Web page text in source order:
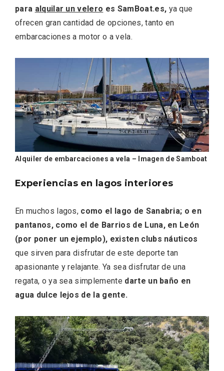
para alquilar un velero es SamBoat.es, ya que
ofrecen gran cantidad de opciones, tanto en
embarcaciones a motor o a vela.
Alquiler de embarcaciones a vela – Imagen de Samboat
Experiencias en lagos interiores
En muchos lagos, como el lago de Sanabria; o en
pantanos, como el de Barrios de Luna, en León
(por poner un ejemplo), existen clubs náuticos
que sirven para disfrutar de este deporte tan
apasionante y relajante. Ya sea disfrutar de una
regata, o ya sea simplemente darte un baño en
agua dulce lejos de la gente.
El Espinar, un pueblo oculto de la Sierra
de Guadarrama en su vertiente
segoviana
Recorre los fiordos leoneses en Riaño